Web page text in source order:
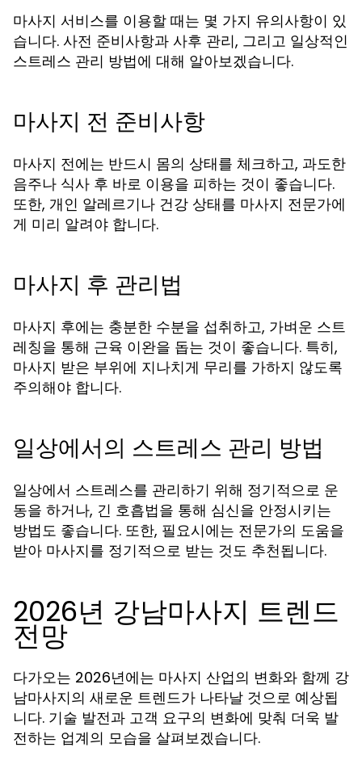
마사지 서비스를 이용할 때는 몇 가지 유의사항이 있
습니다. 사전 준비사항과 사후 관리, 그리고 일상적인
스트레스 관리 방법에 대해 알아보겠습니다.
마사지 전 준비사항
마사지 전에는 반드시 몸의 상태를 체크하고, 과도한
음주나 식사 후 바로 이용을 피하는 것이 좋습니다.
또한, 개인 알레르기나 건강 상태를 마사지 전문가에
게 미리 알려야 합니다.
마사지 후 관리법
마사지 후에는 충분한 수분을 섭취하고, 가벼운 스트
레칭을 통해 근육 이완을 돕는 것이 좋습니다. 특히,
마사지 받은 부위에 지나치게 무리를 가하지 않도록
주의해야 합니다.
일상에서의 스트레스 관리 방법
일상에서 스트레스를 관리하기 위해 정기적으로 운
동을 하거나, 긴 호흡법을 통해 심신을 안정시키는
방법도 좋습니다. 또한, 필요시에는 전문가의 도움을
받아 마사지를 정기적으로 받는 것도 추천됩니다.
2026년 강남마사지 트렌드
전망
다가오는 2026년에는 마사지 산업의 변화와 함께 강
남마사지의 새로운 트렌드가 나타날 것으로 예상됩
니다. 기술 발전과 고객 요구의 변화에 맞춰 더욱 발
전하는 업계의 모습을 살펴보겠습니다.